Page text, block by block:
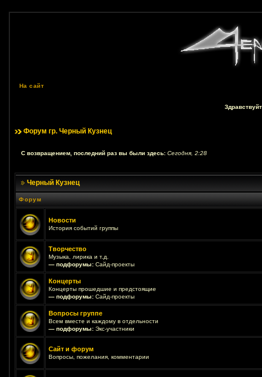
На сайт
Форум гр. Черный Кузнец
С возвращением, последний раз вы были здесь: Сегодня, 2:28
Черный Кузнец
Форум
Новости
История событий группы
Творчество
Музыка, лирика и т.д.
— подфорумы: Сайд-проекты
Концерты
Концерты прошедшие и предстоящие
— подфорумы: Сайд-проекты
Вопросы группе
Всем вместе и каждому в отдельности
— подфорумы: Экс-участники
Сайт и форум
Вопросы, пожелания, комментарии